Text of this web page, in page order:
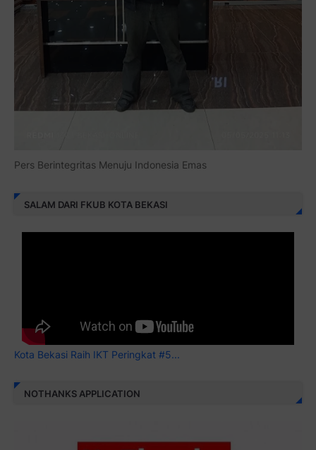
Pers Berintegritas Menuju Indonesia Emas
SALAM DARI FKUB KOTA BEKASI
Kota Bekasi Raih IKT Peringkat #5...
NOTHANKS APPLICATION